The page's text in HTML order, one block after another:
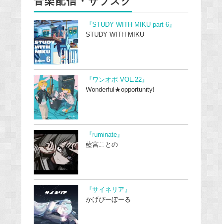
『STUDY WITH MIKU part 6』
STUDY WITH MIKU
『ワンオポ VOL.22』
Wonderful★opportunity!
『ruminate』
藍宮ことの
『サイネリア』
かげぴーぼーる